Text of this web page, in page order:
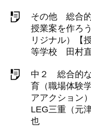
その他 総合
授業案を作ろ
リジナル）【
等学校 田村
中２ 総合的
育（職場体験
アアクション
LEG三重（元
也